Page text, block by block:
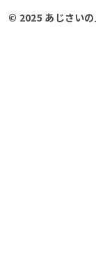
© 2025 あじさい